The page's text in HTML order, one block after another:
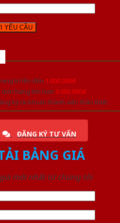
trí lên đến 1.000.000đ
đơn hàng lớn hơn 3.000.000đ
ký tài khoản thành viên thân thiết
ĐĂNG KÝ TƯ VẤN
BẢNG GIÁ
mới nhất từ chúng tôi